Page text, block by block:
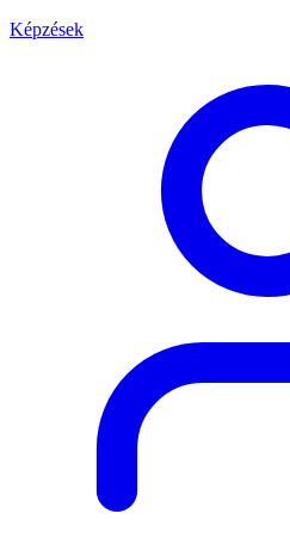
Képzések